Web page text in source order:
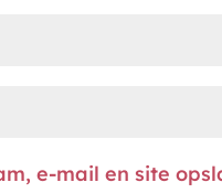
e-mail en site